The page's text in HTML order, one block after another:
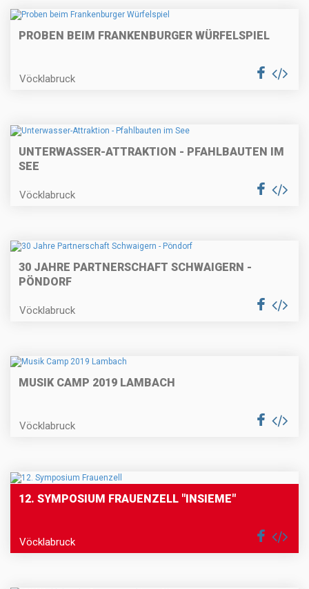
PROBEN BEIM FRANKENBURGER WÜRFELSPIEL
Vöcklabruck
UNTERWASSER-ATTRAKTION - PFAHLBAUTEN IM
SEE
Vöcklabruck
30 JAHRE PARTNERSCHAFT SCHWAIGERN -
PÖNDORF
Vöcklabruck
MUSIK CAMP 2019 LAMBACH
Vöcklabruck
12. SYMPOSIUM FRAUENZELL "INSIEME"
Vöcklabruck